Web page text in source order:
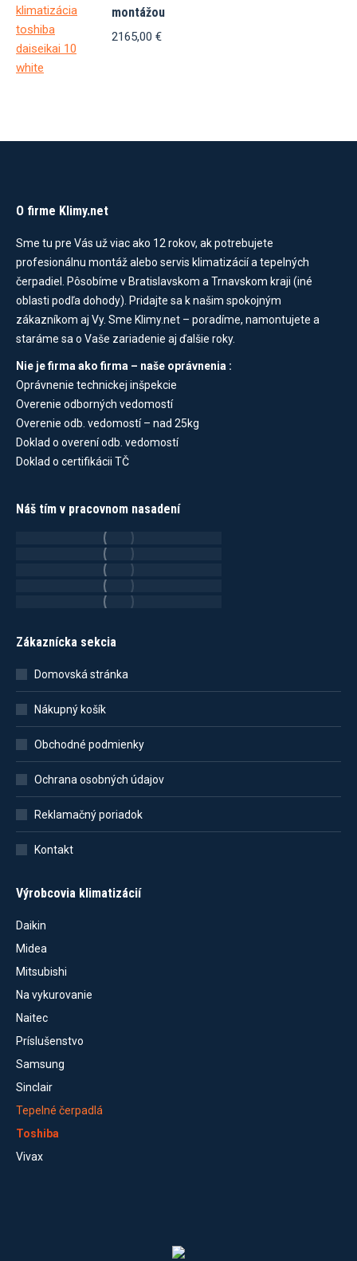
montážou
2165,00 €
O firme Klimy.net
Sme tu pre Vás už viac ako 12 rokov, ak potrebujete
profesionálnu montáž alebo servis klimatizácií a tepelných
čerpadiel. Pôsobíme v Bratislavskom a Trnavskom kraji (iné
oblasti podľa dohody). Pridajte sa k našim spokojným
zákazníkom aj Vy. Sme Klimy.net – poradíme, namontujete a
staráme sa o Vaše zariadenie aj ďalšie roky.
Nie je firma ako firma – naše oprávnenia :
Oprávnenie technickej inšpekcie
Overenie odborných vedomostí
Overenie odb. vedomostí – nad 25kg
Doklad o overení odb. vedomostí
Doklad o certifikácii TČ
Náš tím v pracovnom nasadení
Zákaznícka sekcia
Domovská stránka
Nákupný košík
Obchodné podmienky
Ochrana osobných údajov
Reklamačný poriadok
Kontakt
Výrobcovia klimatizácií
Daikin
Midea
Mitsubishi
Na vykurovanie
Naitec
Príslušenstvo
Samsung
Sinclair
Tepelné čerpadlá
Toshiba
Vivax